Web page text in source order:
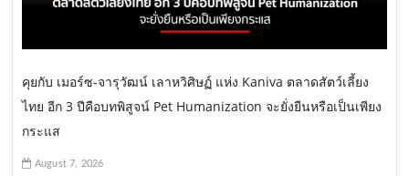
คุยกับ เมอร์ซ-จารุวัฒน์ เลาหวิศิษฏ์ แห่ง Kaniva ตลาดสัตว์เลี้ยง
ไทย อีก 3 ปีคือบทพิสูจน์ Pet Humanization จะยั่งยืนหรือเป็นเพียง
กระแส
August 7, 2026